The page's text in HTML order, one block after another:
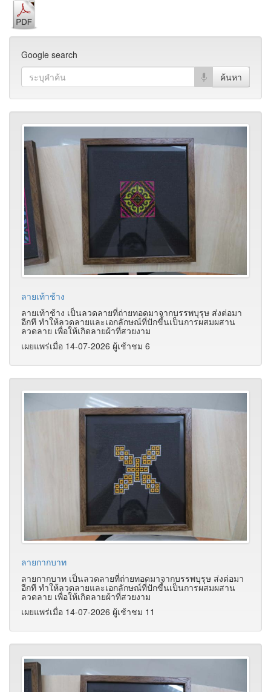
Google search
ลายเท้าช้าง
ลายเท้าช้าง เป็นลวดลายที่ถ่ายทอดมาจากบรรพบุรุษ ส่งต่อมา
อีกที ทำให้ลวดลายและเอกลักษณ์ที่ปักขี้นเป็นการผสมผสาน
ลวดลาย เพื่อให้เกิดลายผ้าที่สวยงาม
เผยแพร่เมื่อ 14-07-2026 ผู้เช้าชม 6
ลายกากบาท
ลายกากบาท เป็นลวดลายที่ถ่ายทอดมาจากบรรพบุรุษ ส่งต่อมา
อีกที ทำให้ลวดลายและเอกลักษณ์ที่ปักขี้นเป็นการผสมผสาน
ลวดลาย เพื่อให้เกิดลายผ้าที่สวยงาม
เผยแพร่เมื่อ 14-07-2026 ผู้เช้าชม 11